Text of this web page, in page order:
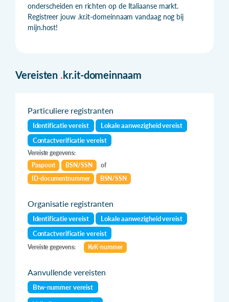
onderscheiden en richten op de Italiaanse markt.
Registreer jouw .kr.it-domeinnaam vandaag nog bij
mijn.host!
Vereisten .kr.it-domeinnaam
Particuliere registranten
Identificatie vereist
Lokale aanwezigheid vereist
Contactverificatie vereist
Vereiste gegevens:
Paspoort
BSN/SSN
of
ID-documentnummer
BSN/SSN
Organisatie registranten
Identificatie vereist
Lokale aanwezigheid vereist
Contactverificatie vereist
Vereiste gegevens: KvK-nummer
Aanvullende vereisten
Btw-nummer vereist